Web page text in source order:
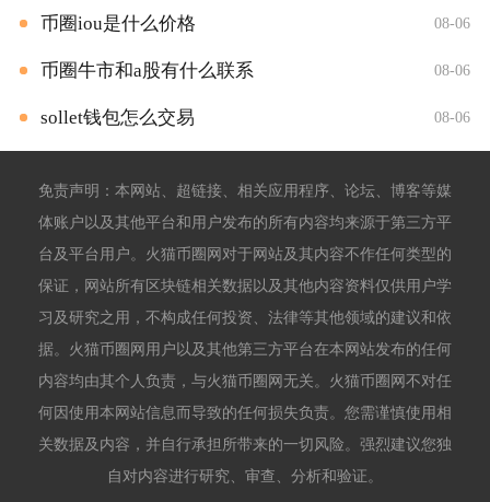
币圈iou是什么价格 08-06
币圈牛市和a股有什么联系 08-06
sollet钱包怎么交易 08-06
免责声明：本网站、超链接、相关应用程序、论坛、博客等媒
体账户以及其他平台和用户发布的所有内容均来源于第三方平
台及平台用户。火猫币圈网对于网站及其内容不作任何类型的
保证，网站所有区块链相关数据以及其他内容资料仅供用户学
习及研究之用，不构成任何投资、法律等其他领域的建议和依
据。火猫币圈网用户以及其他第三方平台在本网站发布的任何
内容均由其个人负责，与火猫币圈网无关。火猫币圈网不对任
何因使用本网站信息而导致的任何损失负责。您需谨慎使用相
关数据及内容，并自行承担所带来的一切风险。强烈建议您独
自对内容进行研究、审查、分析和验证。